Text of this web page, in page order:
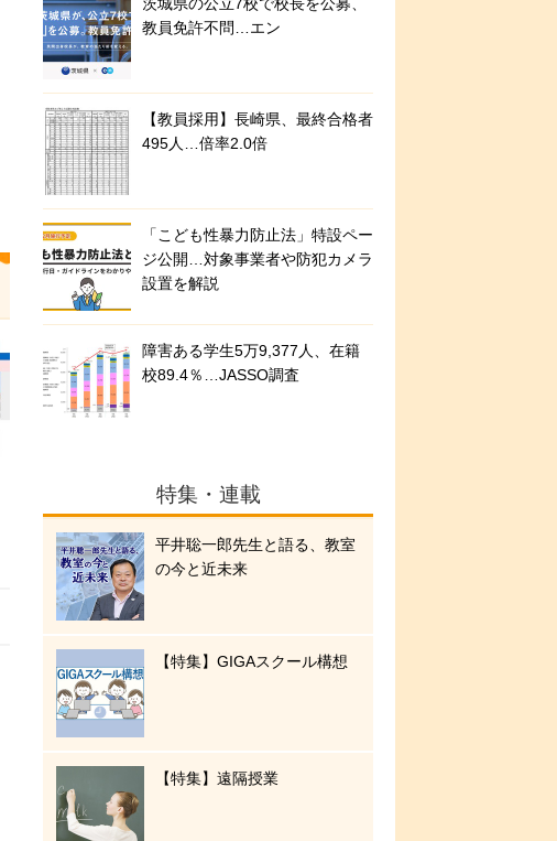
茨城県の公立7校で校長を公募、
教員免許不問…エン
【教員採用】長崎県、最終合格者
495人…倍率2.0倍
「こども性暴力防止法」特設ペー
ジ公開…対象事業者や防犯カメラ
設置を解説
障害ある学生5万9,377人、在籍
校89.4％…JASSO調査
特集・連載
平井聡一郎先生と語る、教室
の今と近未来
【特集】GIGAスクール構想
【特集】遠隔授業